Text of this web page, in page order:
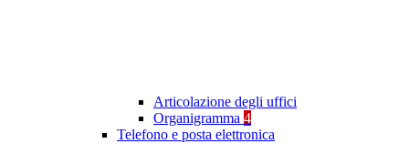
Articolazione degli uffici
Organigramma 4
Telefono e posta elettronica